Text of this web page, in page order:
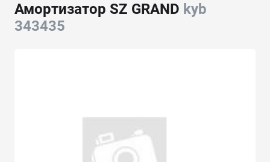
Амортизатор SZ GRAND kyb
343435